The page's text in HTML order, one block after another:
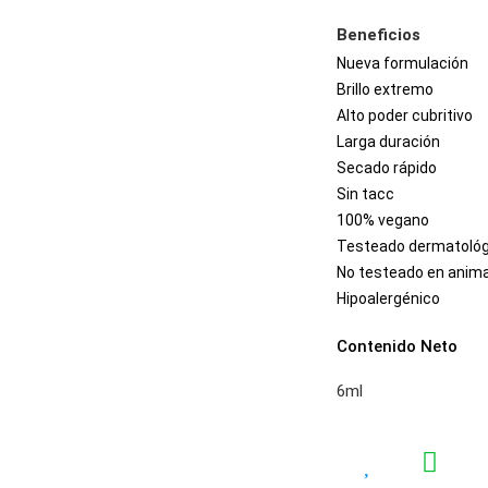
Beneficios
Nueva formulación
Brillo extremo
Alto poder cubritivo
Larga duración
Secado rápido
Sin tacc
100% vegano
Testeado
No testeado en
Hipoalergénico
Contenido Neto
6ml